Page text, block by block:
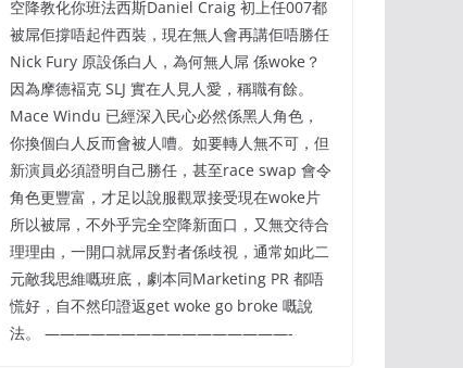
空降教化你班法西斯Daniel Craig 初上任007都
被屌佢撐唔起件西裝，現在無人會再講佢唔勝任
Nick Fury 原設係白人，為何無人屌 係woke？
因為摩德褔克 SLJ 實在人見人愛，稱職有餘。
Mace Windu 已經深入民心必然係黑人角色，
你換個白人反而會被人嘈。如要轉人無不可，但
新演員必須證明自己勝任，甚至race swap 會令
角色更豐富，才足以說服觀眾接受現在woke片
所以被屌，不外乎完全空降新面口，又無交待合
理理由，一開口就屌反對者係歧視，通常如此二
元敵我思維嘅班底，劇本同Marketing PR 都唔
慌好，自不然印證返get woke go broke 嘅說
法。 ————————————————-